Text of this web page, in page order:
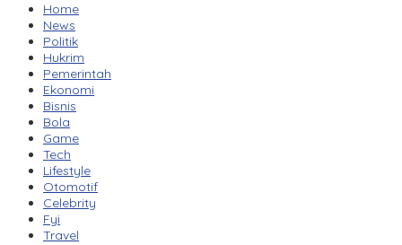
Home
News
Politik
Hukrim
Pemerintah
Ekonomi
Bisnis
Bola
Game
Tech
Lifestyle
Otomotif
Celebrity
Fyi
Travel